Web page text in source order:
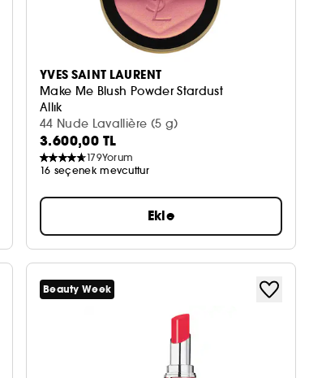
YVES SAINT LAURENT
Make Me Blush Powder Stardust
Allık
44 Nude Lavallière (5 g)
3.600,00 TL
179Yorum
16 seçenek mevcuttur
Ekle
Beauty Week